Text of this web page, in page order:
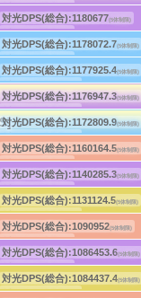
リーチ:25
単体DPS:4154.6
対光DPS(総合):1180677(5体制限)
リーチ:20
単体DPS:2605.3
対光DPS(総合):1178072.7(5体制限)
リーチ:20
単体DPS:2650.5
対光DPS(総合):1177925.4(5体制限)
リーチ:135
単体DPS:3007.2
対光DPS(総合):1176947.3(5体制限)
リーチ:110
単体DPS:4242.3
対光DPS(総合):1172809.9(5体制限)
リーチ:110
単体DPS:5302.8
対光DPS(総合):1160164.5(5体制限)
リーチ:20
単体DPS:2610.2
対光DPS(総合):1140285.3(5体制限)
リーチ:90
単体DPS:3031
対光DPS(総合):1131124.5(5体制限)
リーチ:165
単体DPS:4331.6
対光DPS(総合):1090952(5体制限)
リーチ:15
単体DPS:2466.3
対光DPS(総合):1086453.6(5体制限)
リーチ:25
単体DPS:3956.5
対光DPS(総合):1084437.4(5体制限)
リーチ:160